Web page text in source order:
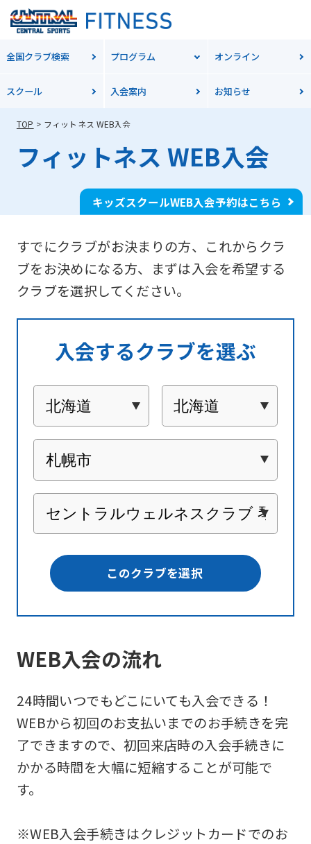
全国クラブ検索 プログラム オンライン
スクール 入会案内 お知らせ
TOP フィットネス WEB入会
フィットネス WEB入会
キッズスクールWEB入会予約はこちら
すでにクラブがお決まりの方、これからクラ
ブをお決めになる方、 まずは入会を希望する
クラブを選択してください。
入会するクラブを選ぶ
このクラブを選択
WEB入会の流れ
24時間いつでもどこにいても入会できる！
WEBから初回のお支払いまでのお手続きを完
了できますので、初回来店時の入会手続きに
かかる時間を大幅に短縮することが可能で
す。
※WEB入会手続きはクレジットカードでのお